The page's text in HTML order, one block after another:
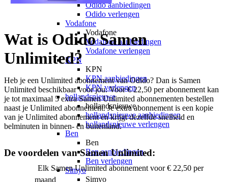
Odido aanbiedingen
Odido verlengen
Vodafone
Vodafone
Vodafone aanbiedingen
Vodafone verlengen
KPN
KPN
KPN aanbiedingen
KPN verlengen
hollandsnieuwe
hollandsnieuwe
hollandsnieuwe aanbiedingen
hollandsnieuwe verlengen
Ben
Ben
Ben aanbiedingen
Ben verlengen
Simyo
Simyo
Wat is Odido Samen
Unlimited?
Heb je een Unlimited abonnement van Odido? Dan is Samen
Unlimited beschikbaar voor jou. Voor € 22,50 per abonnement kan
je tot maximaal 5 extra Samen Unlimited abonnementen bestellen
naast je Unlimited abonnement. Je extra abonnement is een kopie
van je Unlimited abonnement en krijgt dezelfde snelheid en
belminuten in binnen- en buitenland.
De voordelen van Samen Unlimited:
Elk Samen Unlimited abonnement voor € 22,50 per
maand